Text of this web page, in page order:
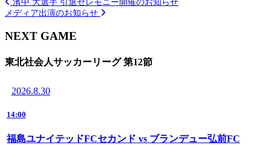
メディア出演のお知らせ
NEXT GAME
東北社会人サッカーリーグ 第12節
2026.8.30
14:00
福島ユナイテッドFCセカンド vs ブランデュー弘前FC